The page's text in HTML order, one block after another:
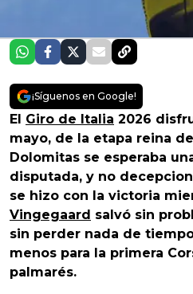
¡Síguenos en Google!
El Giro de Italia 2026
mayo, de la etapa reina
Dolomitas se esperaba
disputada, y no
se hizo con la victoria
Vingegaard salvó sin
sin perder nada de
menos para la primera
palmarés.